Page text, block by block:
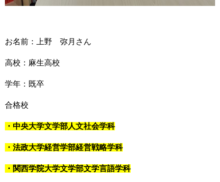
お名前：上野 弥月さん
高校：麻生高校
学年：既卒
合格校
・中央大学文学部人文社会学科
・法政大学経営学部経営戦略学科
・関西学院大学文学部文学言語学科